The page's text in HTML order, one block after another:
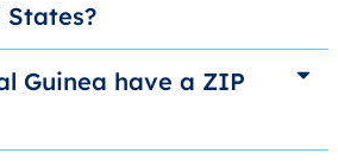
Guinea have a ZIP